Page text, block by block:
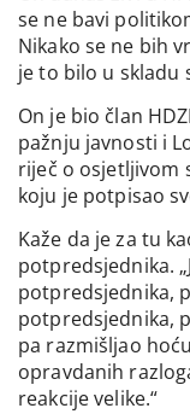
se ne bavi
Nikako se ne bih
je to bilo u skladu
On je bio član
pažnju javnosti i
riječ o osjetljivom
koju je potpisao
Kaže da je za tu
potpredsjednika.
potpredsjednika,
potpredsjednika,
pa razmišljao
opravdanih
reakcije velike.“